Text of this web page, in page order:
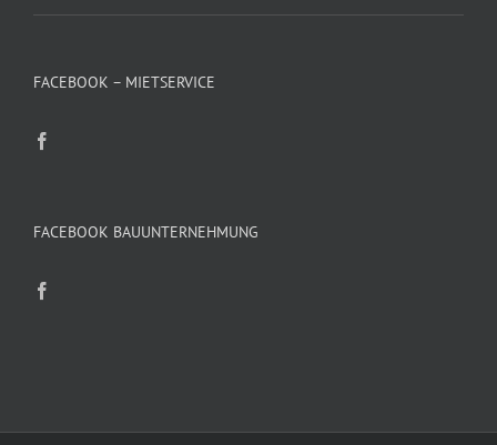
FACEBOOK – MIETSERVICE
FACEBOOK BAUUNTERNEHMUNG